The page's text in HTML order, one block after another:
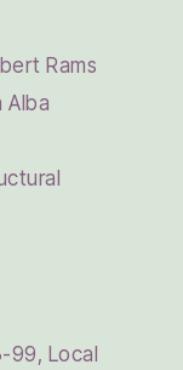
Rams
Alba
99, Local